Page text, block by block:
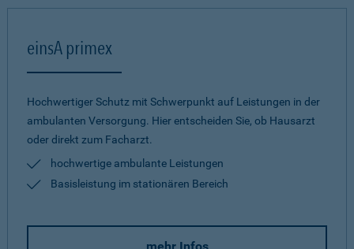
einsA primex
Hochwertiger Schutz mit Schwerpunkt auf Leistungen in der
ambulanten Versorgung. Hier entscheiden Sie, ob Hausarzt
oder direkt zum Facharzt.
hochwertige ambulante Leistungen
Basisleistung im stationären Bereich